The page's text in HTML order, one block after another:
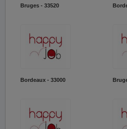
Bruges - 33520
Bordeaux - 33000